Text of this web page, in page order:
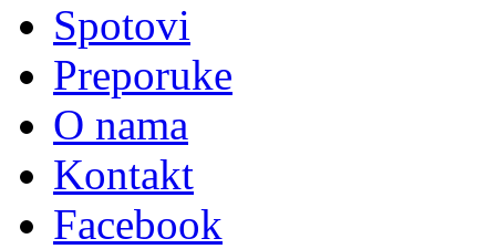
Spotovi
Preporuke
O nama
Kontakt
Facebook